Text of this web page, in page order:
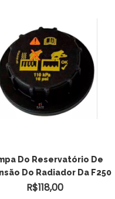
Do Reservatório De
Do Radiador Da F250
R$118,00